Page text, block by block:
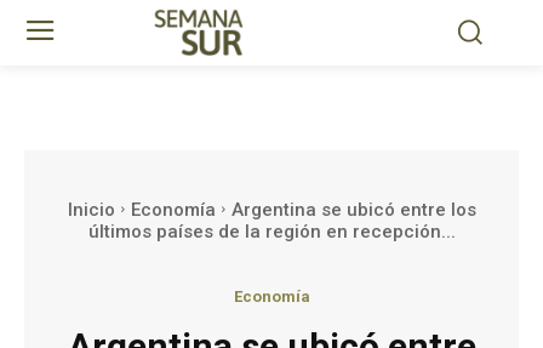
Inicio Economía
Argentina se ubicó entre los
últimos países de la región en recepción...
Economía